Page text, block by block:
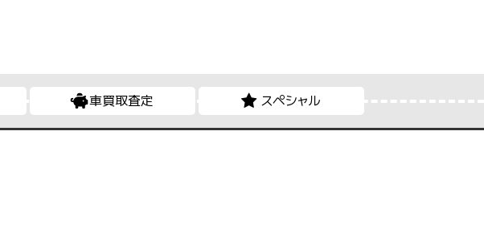
車買取査定 スペシャル